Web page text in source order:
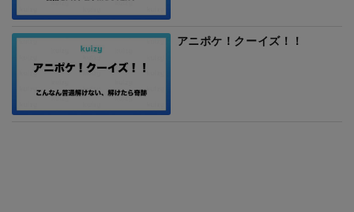
アニポケ！クーイズ！！